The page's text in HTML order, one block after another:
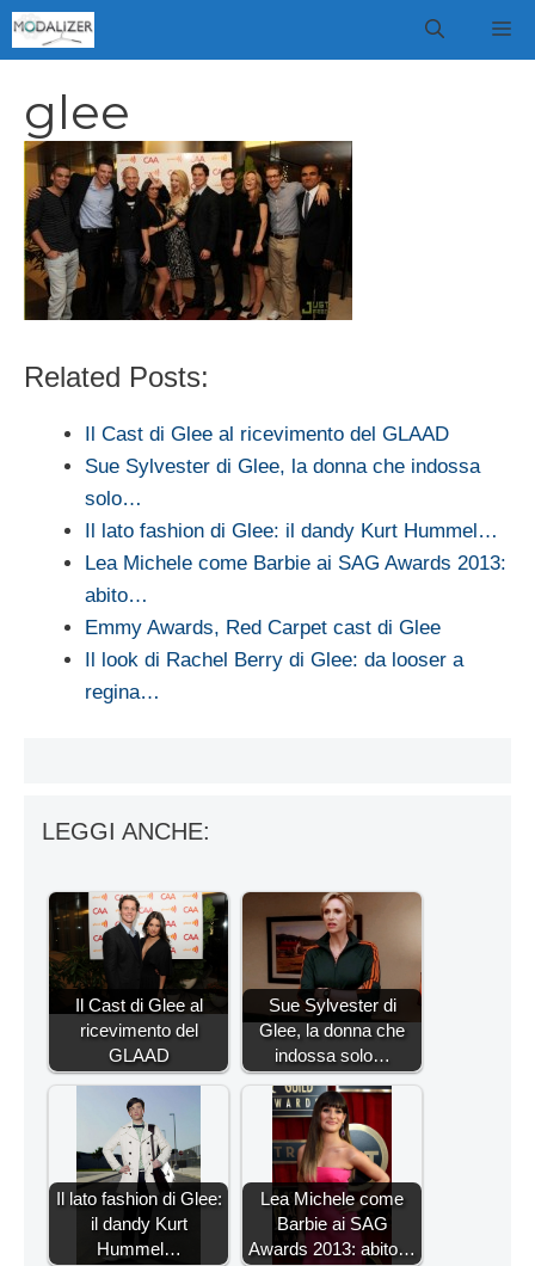
Vai
al
glee
Related Posts:
Il Cast di Glee al ricevimento del GLAAD
Sue Sylvester di Glee, la donna che indossa
solo…
Il lato fashion di Glee: il dandy Kurt Hummel…
Lea Michele come Barbie ai SAG Awards 2013:
abito…
Emmy Awards, Red Carpet cast di Glee
Il look di Rachel Berry di Glee: da looser a
regina…
LEGGI ANCHE:
Il Cast di Glee al
ricevimento del
GLAAD
Sue Sylvester di
Glee, la donna che
indossa solo…
Il lato fashion di Glee:
il dandy Kurt
Hummel…
Lea Michele come
Barbie ai SAG
Awards 2013: abito…